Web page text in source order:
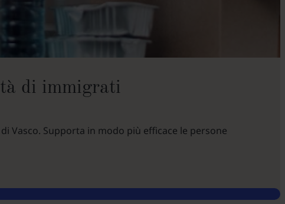
di immigrati
Vasco. Supporta in modo più efficace le persone